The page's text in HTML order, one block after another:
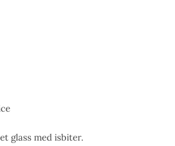
glass med isbiter.